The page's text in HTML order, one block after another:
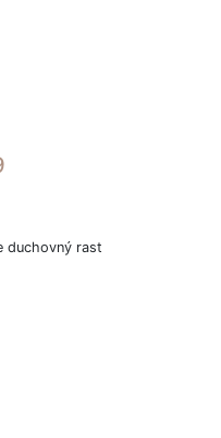
duchovný rast